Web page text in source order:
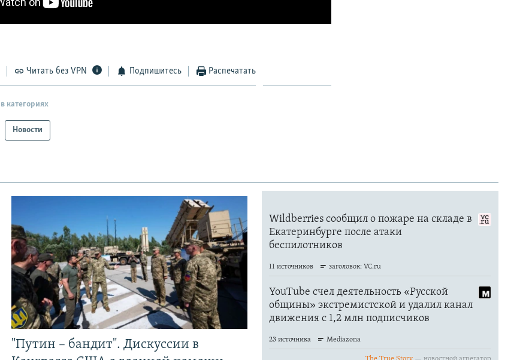
Читать без VPN Подпишитесь Распечатать
категориях
Новости
"Путин – бандит". Дискуссии в